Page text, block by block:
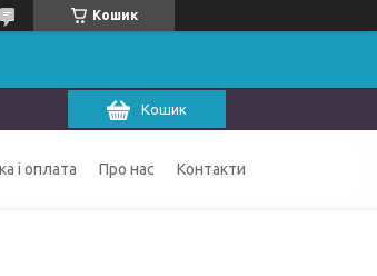
Кошик
Кошик
і оплата Про нас Контакти